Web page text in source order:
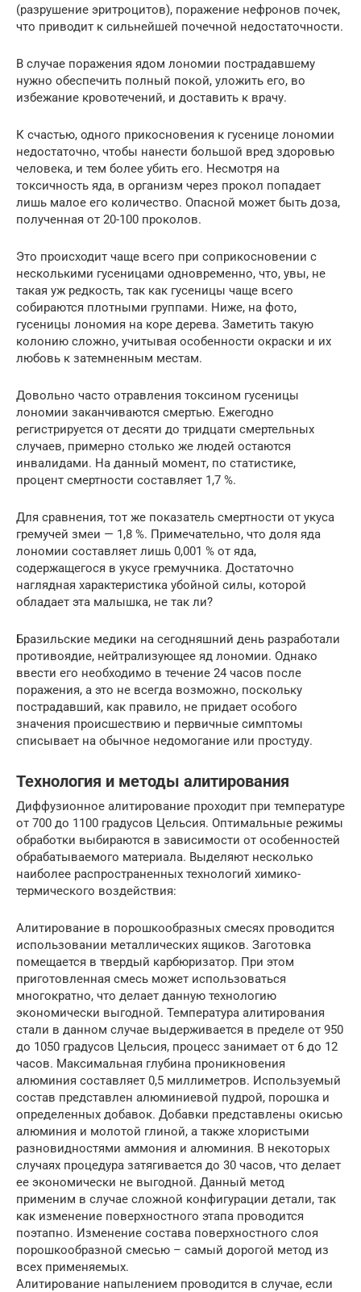
(разрушение эритроцитов), поражение нефронов почек,
что приводит к сильнейшей почечной недостаточности.
В случае поражения ядом лономии пострадавшему
нужно обеспечить полный покой, уложить его, во
избежание кровотечений, и доставить к врачу.
К счастью, одного прикосновения к гусенице лономии
недостаточно, чтобы нанести большой вред здоровью
человека, и тем более убить его. Несмотря на
токсичность яда, в организм через прокол попадает
лишь малое его количество. Опасной может быть доза,
полученная от 20-100 проколов.
Это происходит чаще всего при соприкосновении с
несколькими гусеницами одновременно, что, увы, не
такая уж редкость, так как гусеницы чаще всего
собираются плотными группами. Ниже, на фото,
гусеницы лономия на коре дерева. Заметить такую
колонию сложно, учитывая особенности окраски и их
любовь к затемненным местам.
Довольно часто отравления токсином гусеницы
лономии заканчиваются смертью. Ежегодно
регистрируется от десяти до тридцати смертельных
случаев, примерно столько же людей остаются
инвалидами. На данный момент, по статистике,
процент смертности составляет 1,7 %.
Для сравнения, тот же показатель смертности от укуса
гремучей змеи — 1,8 %. Примечательно, что доля яда
лономии составляет лишь 0,001 % от яда,
содержащегося в укусе гремучника. Достаточно
наглядная характеристика убойной силы, которой
обладает эта малышка, не так ли?
Бразильские медики на сегодняшний день разработали
противоядие, нейтрализующее яд лономии. Однако
ввести его необходимо в течение 24 часов после
поражения, а это не всегда возможно, поскольку
пострадавший, как правило, не придает особого
значения происшествию и первичные симптомы
списывает на обычное недомогание или простуду.
Технология и методы алитирования
Диффузионное алитирование проходит при температуре
от 700 до 1100 градусов Цельсия. Оптимальные режимы
обработки выбираются в зависимости от особенностей
обрабатываемого материала. Выделяют несколько
наиболее распространенных технологий химико-
термического воздействия:
Алитирование в порошкообразных смесях проводится
использовании металлических ящиков. Заготовка
помещается в твердый карбюризатор. При этом
приготовленная смесь может использоваться
многократно, что делает данную технологию
экономически выгодной. Температура алитирования
стали в данном случае выдерживается в пределе от 950
до 1050 градусов Цельсия, процесс занимает от 6 до 12
часов. Максимальная глубина проникновения
алюминия составляет 0,5 миллиметров. Используемый
состав представлен алюминиевой пудрой, порошка и
определенных добавок. Добавки представлены окисью
алюминия и молотой глиной, а также хлористыми
разновидностями аммония и алюминия. В некоторых
случаях процедура затягивается до 30 часов, что делает
ее экономически не выгодной. Данный метод
применим в случае сложной конфигурации детали, так
как изменение поверхностного этапа проводится
поэтапно. Изменение состава поверхностного слоя
порошкообразной смесью – самый дорогой метод из
всех применяемых.
Алитирование напылением проводится в случае, если